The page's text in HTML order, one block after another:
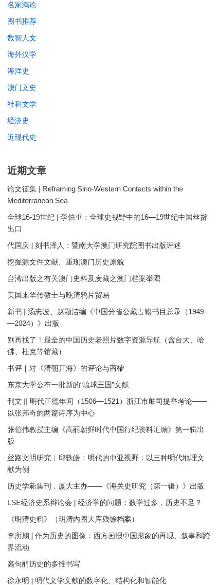
名家鸿论
图书推荐
数智人文
海外汉学
海洋史
澳门文史
社科文学
经济史
近现代史
近期文章
论文征集 | Reframing Sino-Western Contacts within the
Mediterranean Sea
全球16-19世纪 | 李伯重：全球史视野中的16—19世纪中国丝货
出口
代国庆 | 刻书泽人：暨南大学澳门研究院图书出版评述
挖掘源文件文献、重现澳门历史原貌
台湾出版之有关澳门史料及庋藏之澳门档案举隅
美国来华传教士与晚清鸦片贸易
新书 | 汤志波、赵颖洁编《中国分省公藏古籍书目总录（1949
—2024）》出版
别再找了！最全的中国历史老照片数字资源导航（含台大、哈
佛、杜克等馆藏）
书评｜对《清朝开海》的评论与商榷
东京大学公布一批新的“琉球王国”文献
刊文 || 明代正德年间（1506—1521）浙江市舶司提举考论——
以张邦奇的两篇诗序为中心
张伯伟教授主编《高丽朝鲜时代中国行纪资料汇编》第一辑出
版
丝路文明研究︱邱轶皓：明代的中亚视野：以三种明代地理文
献为例
历史学新集刊，厦大主办——《海关史研究（第一辑）》出版
LSE经济史系辩论会 | 经济学的问题：数学过多，历史不足？
《明清史料》（明清内阁大库残馀档案）
李所期 | 作为历史的图像：西方画报中国形象的再现、叙事和跨
界流动
高句丽历史的多维书写
徐永明 | 明代文学文献的数字化、结构化和智能化